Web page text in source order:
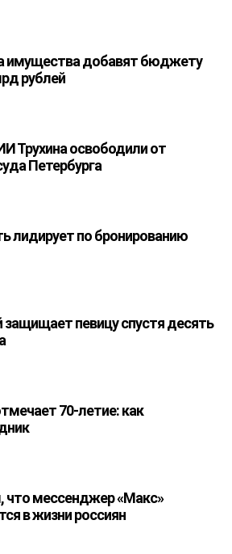
имущества добавят бюджету
рублей
Трухина освободили от
Петербурга
лидирует по бронированию
певицу спустя десять
70-летие: как
мессенджер «Макс»
в жизни россиян